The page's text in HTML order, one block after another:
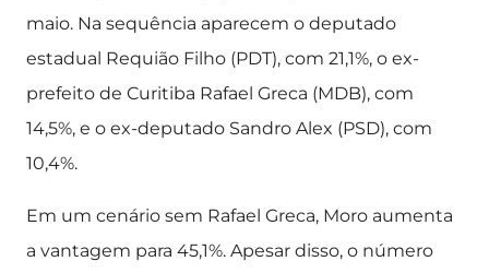
maio. Na sequência aparecem o deputado
estadual Requião Filho (PDT), com 21,1%, o ex-
prefeito de Curitiba Rafael Greca (MDB), com
14,5%, e o ex-deputado Sandro Alex (PSD), com
10,4%.
Em um cenário sem Rafael Greca, Moro aumenta
a vantagem para 45,1%. Apesar disso, o número